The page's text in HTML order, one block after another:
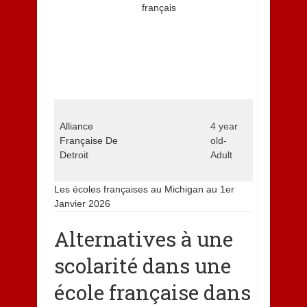
français
Alliance
Française De
Detroit
4 year
old-
Adult
Les écoles françaises au Michigan au 1er
Janvier 2026
Alternatives à une
scolarité dans une
école française dans